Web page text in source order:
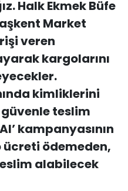
Halk Ekmek Büfe
Market
veren
kargolarını
kimliklerini
teslim
kampanyasının
ücreti ödemeden,
alabilecek